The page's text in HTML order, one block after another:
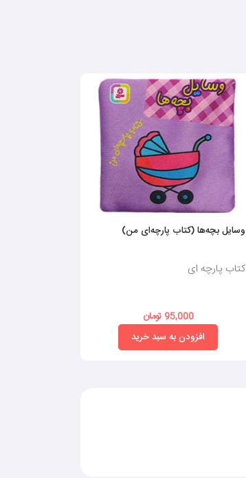
وسایل بچه‌ها (کتاب پارچه‌ای من)
کتاب پارچه ای
95,000 تومان
افزودن به سبد خرید